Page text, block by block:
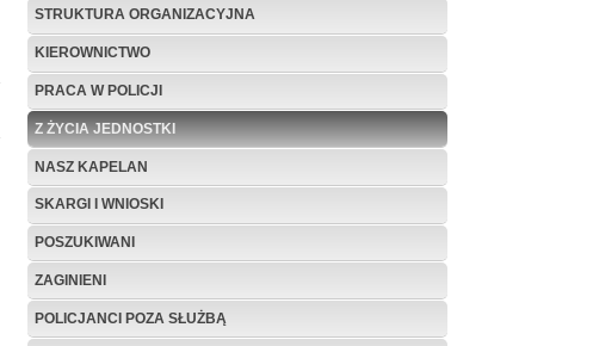
STRUKTURA ORGANIZACYJNA
KIEROWNICTWO
PRACA W POLICJI
Z ŻYCIA JEDNOSTKI
NASZ KAPELAN
SKARGI I WNIOSKI
POSZUKIWANI
ZAGINIENI
POLICJANCI POZA SŁUŻBĄ